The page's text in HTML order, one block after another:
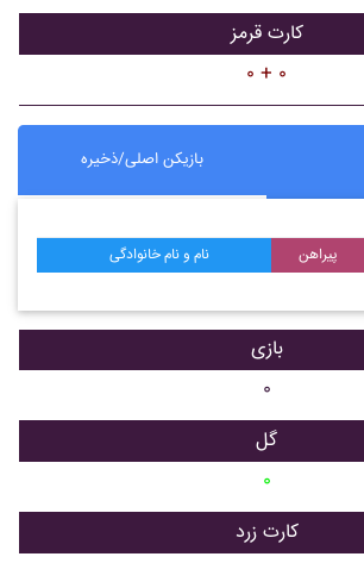
کارت قرمز
۰ + ۰
بازیکن اصلی/ذخیره
نام و نام خانوادگی پیراهن
بازی
۰
گل
۰
کارت زرد